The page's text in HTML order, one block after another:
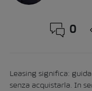
0
Leasing significa:
senza acquistarla. In